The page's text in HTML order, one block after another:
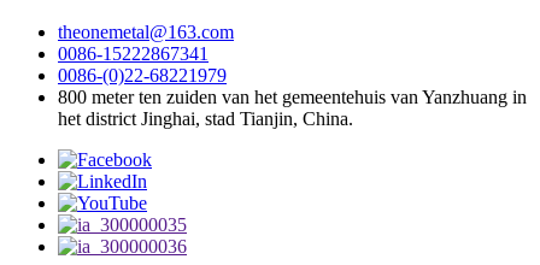
theonemetal@163.com
0086-15222867341
0086-(0)22-68221979
800 meter ten zuiden van het gemeentehuis van Yanzhuang in
het district Jinghai, stad Tianjin, China.